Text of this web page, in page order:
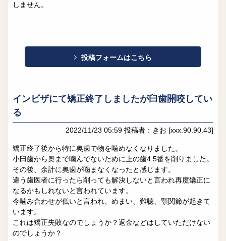
しません。
投稿フォームはこちら
インビザにて矯正終了しましたが臼歯開咬してい
る
2022/11/23 05:59 投稿者：きお [xxx.90.90.43]
矯正終了後から特に奥歯で物を噛めなくなりました。
小臼歯から奥まで噛んでないために上の歯4.5番を削りました。
その後、余計に奥歯が噛まなくなったと感じます。
違う歯医者に行ったら削っても解決しないと言われ再度矯正に
なるかもしれないと言われています。
今噛み合わせが低いと言われ、めまい、難聴、顎関節が起きて
います。
これは矯正失敗なのでしょうか？返金などはしていただけない
のでしょうか？